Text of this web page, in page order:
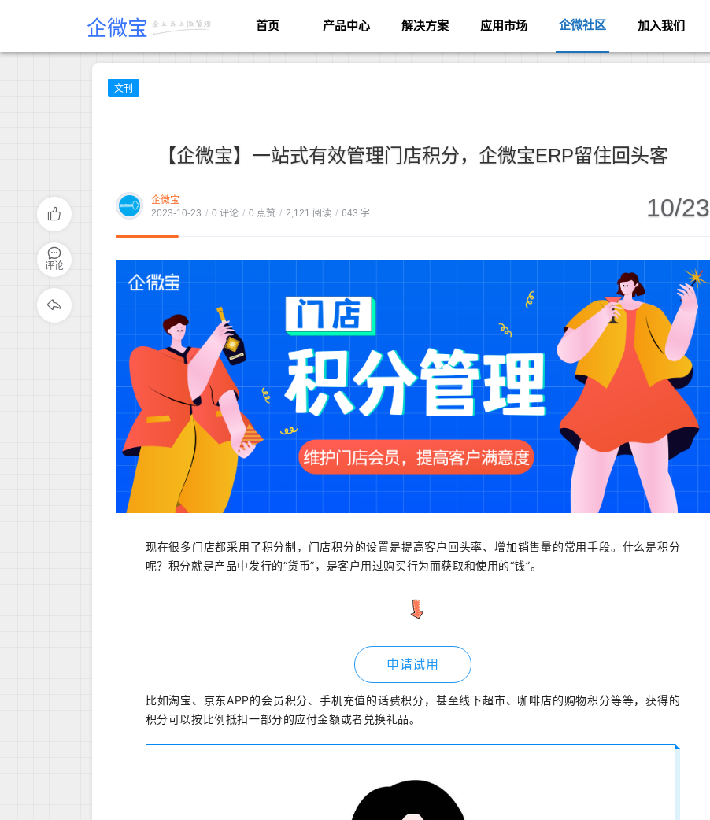
企微宝 首页 产品中心 解决方案 应用市场 企微社区 加入我们
文刊
【企微宝】一站式有效管理门店积分，企微宝ERP留住回头客
企微宝
2023-10-23 / 0 评论 / 0 点赞 / 2,121 阅读 / 643 字 10/23
现在很多门店都采用了积分制，门店积分的设置是提高客户回头率、增加销售量的常用手段。什么是积分
呢？积分就是产品中发行的“货币”，是客户用过购买行为而获取和使用的“钱”。
申请试用
比如淘宝、京东APP的会员积分、手机充值的话费积分，甚至线下超市、咖啡店的购物积分等等，获得的
积分可以按比例抵扣一部分的应付金额或者兑换礼品。
评论